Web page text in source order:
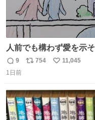
人前でも構わず愛を示
いけど彼女を死ぬほど
返
信
9
リ
ト
数
754
い
数
11,045
1日前